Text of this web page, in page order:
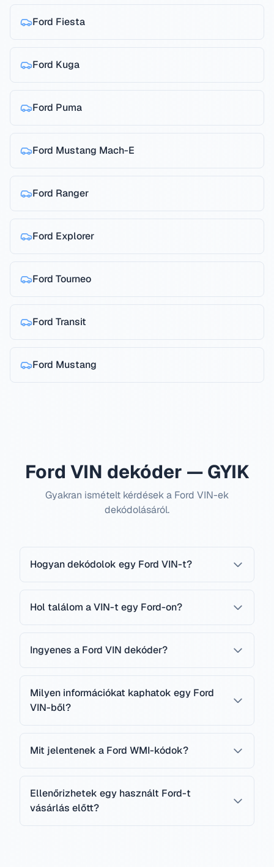
Ford Fiesta
Ford Kuga
Ford Puma
Ford Mustang Mach-E
Ford Ranger
Ford Explorer
Ford Tourneo
Ford Transit
Ford Mustang
Ford VIN dekóder — GYIK
Gyakran ismételt kérdések a Ford VIN-ek
dekódolásáról.
Hogyan dekódolok egy Ford VIN-t?
Hol találom a VIN-t egy Ford-on?
Ingyenes a Ford VIN dekóder?
Milyen információkat kaphatok egy Ford
VIN-ből?
Mit jelentenek a Ford WMI-kódok?
Ellenőrizhetek egy használt Ford-t
vásárlás előtt?